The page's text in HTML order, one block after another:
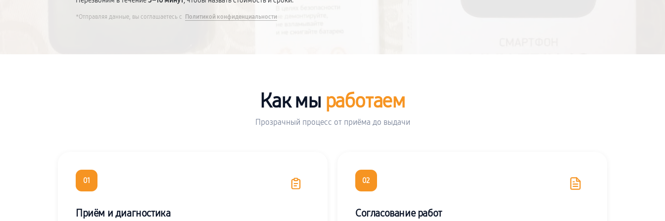
*Отправляя данные, вы соглашаетесь с Политикой конфиденциальности
Как мы работаем
Прозрачный процесс от приёма до выдачи
01
Приём и диагностика
02
Согласование работ